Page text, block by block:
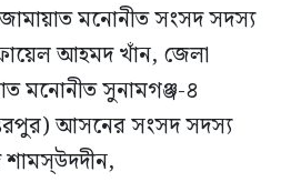
মনোনীত সংসদ সদস্য
আহমদ খাঁন, জেলা
মনোনীত সুনামগঞ্জ-৪
আসনের সংসদ সদস্য
শামস্উদদীন,